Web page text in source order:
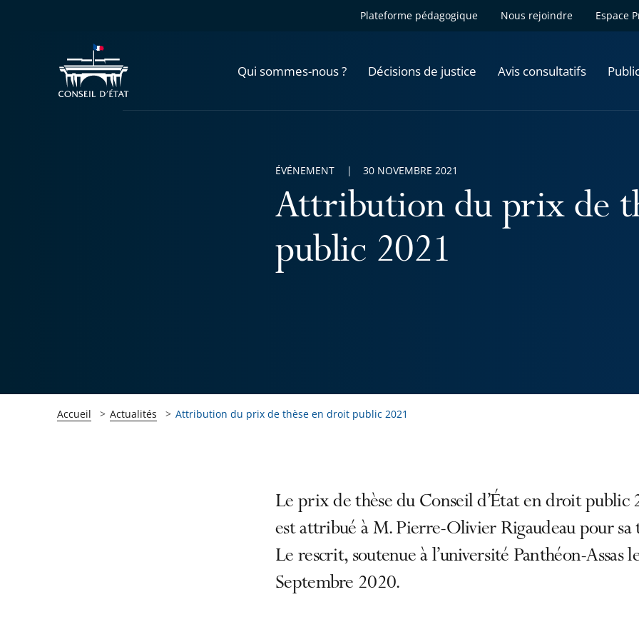
Plateforme pédagogique Nous rejoindre Espace
Qui sommes-nous ? Décisions de justice Avis consultatifs
Attribution du prix de
public 2021
ÉVÉNEMENT 30 NOVEMBRE 2021
Accueil Actualités Attribution du prix de thèse en droit public 2021
Le prix de thèse du Conseil d’État en droit public
est attribué à M. Pierre-Olivier Rigaudeau pour sa
Le rescrit, soutenue à l’université Panthéon-Assas
Septembre 2020.